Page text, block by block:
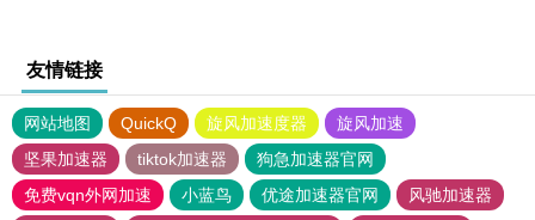
友情链接
网站地图 QuickQ 旋风加速度器
旋风加速
坚果加速器
tiktok加速器
狗急加速器官网
免费vqn外网加速
小蓝鸟 优途加速器官网
风驰加速器